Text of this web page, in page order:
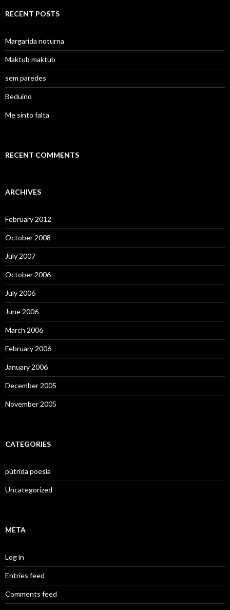
RECENT POSTS
Margarida noturna
Maktub maktub
sem paredes
Beduíno
Me sinto falta
RECENT COMMENTS
ARCHIVES
February 2012
October 2008
July 2007
October 2006
July 2006
June 2006
March 2006
February 2006
January 2006
December 2005
November 2005
CATEGORIES
pútrida poesia
Uncategorized
META
Log in
Entries feed
Comments feed